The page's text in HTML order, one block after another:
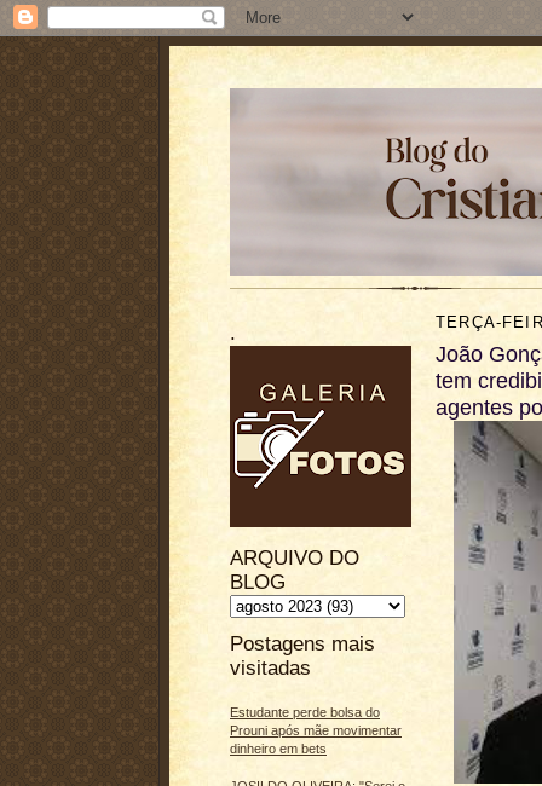
.
ARQUIVO DO
BLOG
Postagens mais
visitadas
Estudante perde bolsa do
Prouni após mãe movimentar
dinheiro em bets
TERÇA-
João
tem
agentes